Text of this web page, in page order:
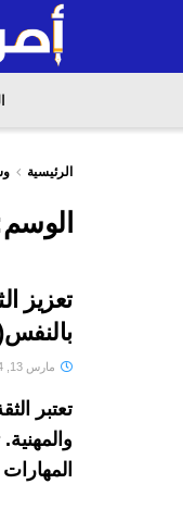
الرئيسية
مارس 13, 2024
تعتبر